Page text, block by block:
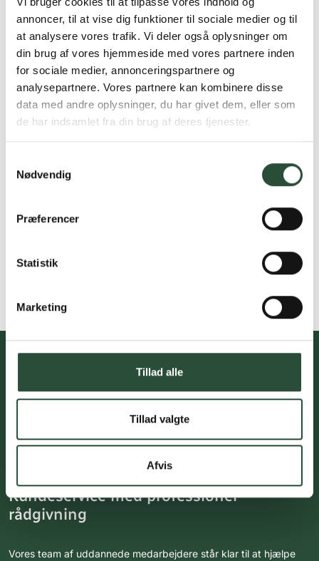
annoncer, til at vise dig funktioner til sociale medier og til
at analysere vores trafik. Vi deler også oplysninger om
din brug af vores hjemmeside med vores partnere inden
for sociale medier, annonceringspartnere og
analysepartnere. Vores partnere kan kombinere disse
data med andre oplysninger, du har givet dem, eller som
de har indsamlet fra din brug af deres tjenester.
Nødvendig
Præferencer
Statistik
Marketing
Tillad alle
Tillad valgte
Afvis
Du skal acceptere cookies for at kunne tilmelde dig vores
Kundeservice med professionel
rådgivning
Vores team af uddannede medarbejdere står klar til at hjælpe